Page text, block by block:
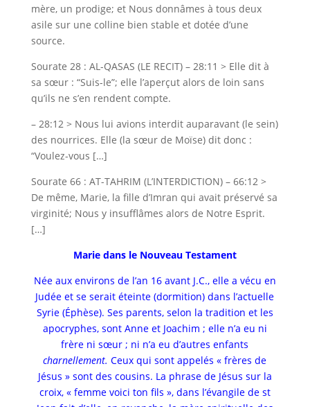
mère, un prodige; et Nous donnâmes à tous deux
asile sur une colline bien stable et dotée d’une
source.
Sourate 28 : AL-QASAS (LE RECIT) – 28:11 > Elle dit à
sa sœur : “Suis-le”; elle l’aperçut alors de loin sans
qu’ils ne s’en rendent compte.
– 28:12 > Nous lui avions interdit auparavant (le sein)
des nourrices. Elle (la sœur de Moïse) dit donc :
“Voulez-vous […]
Sourate 66 : AT-TAHRIM (L’INTERDICTION) – 66:12 >
De même, Marie, la fille d’Imran qui avait préservé sa
virginité; Nous y insufflâmes alors de Notre Esprit.
[…]
Marie dans le Nouveau Testament
Née aux environs de l’an 16 avant J.C., elle a vécu en
Judée et se serait éteinte (dormition) dans l’actuelle
Syrie (Éphèse). Ses parents, selon la tradition et les
apocryphes, sont Anne et Joachim ; elle n’a eu ni
frère ni sœur ; ni n’a eu d’autres enfants
charnellement. Ceux qui sont appelés « frères de
Jésus » sont des cousins. La phrase de Jésus sur la
croix, « femme voici ton fils », dans l’évangile de st